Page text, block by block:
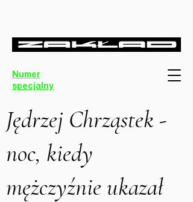
Numer
specjalny
Jędrzej Chrząstek -
noc, kiedy
mężczyźnie ukazał